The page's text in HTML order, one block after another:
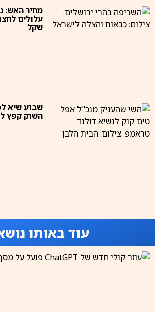
מחיר האש:
עלולים
שקל
שבוע שיא
השוק קפץ ל-3.4 טריליון
עוד באותו